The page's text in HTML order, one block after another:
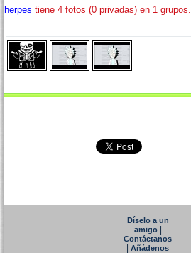
herpes tiene 4 fotos (0 privadas) en 1 grupos.
Díselo a un
amigo|
Contáctanos
Añádenos